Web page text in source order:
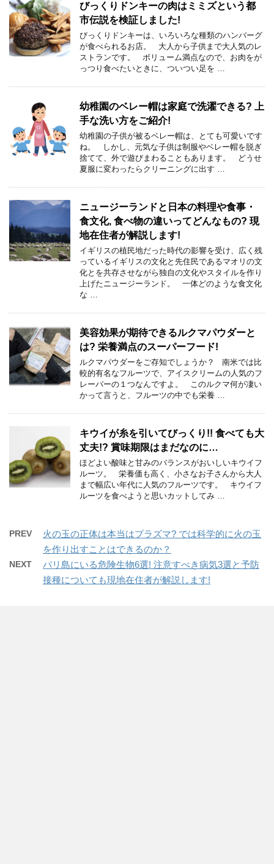
びっくりドンキーの肉はミミズという都
市伝説を検証しました!
びっくりドンキーは、いろいろな種類のハンバーグ
が食べられるお店。 大人から子供まで大人気のレ
ストランです。 ボリューム満点なので、お肉をが
っつり食べたいときに、ついつい足を …
幼稚園のベレー帽は家庭で洗濯できる? 上
手な洗い方をご紹介!
幼稚園の子供が被るベレー帽は、とても可愛いです
ね。 しかし、元気な子供は制服やベレー帽を脱ぎ
捨てて、外で遊びまわることもあります。 どうせ
夏服に変わったらクリーニングに出す …
ニュージーランドと日本の料理や食事・
食文化, 食べ物の違いってどんなもの? 現
地在住者が解説します!
イギリスの植民地だった時代の影響を受け、広く残
っているイギリスの文化と先住民であるマオリの文
化とを共存させながら独自の文化やスタイルを作り
上げたニュージーランド。 一体どのような食文化
な …
美容効果が期待できるルクマパウダーと
は? 栄養満点のスーパーフード!
ルクマパウダーをご存知でしょうか？ 南米では比
較的有名なフルーツで、アイスクリームの人気のフ
レーバーの１つなんですよ。 このルクマ何が凄い
かって言うと、フルーツの中でも栄養 …
キウイが糸を引いてびっくり!! 食べても大
丈夫!? 賞味期限はまだなのに…
ほどよい酸味と甘みのバランスがおいしいキウイフ
ルーツ。 栄養価も高く、小さなお子さんから大人
まで幅広い年代に人気のフルーツです。 キウイフ
ルーツを食べようと思いカットしてみ …
PREV
火の玉の正体は本当はプラズマ? では科学的に火の玉
を作り出すことはできるのか？
NEXT
バリ島にいる危険生物6選! 注意すべき病気3選と予防
接種についても現地在住者が解説します!